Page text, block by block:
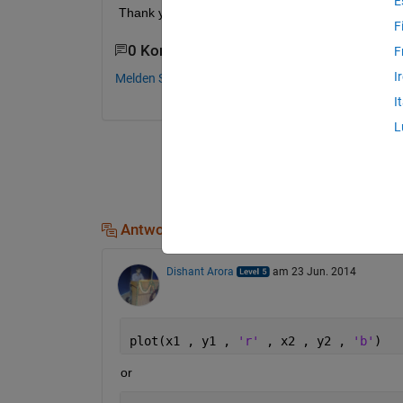
Thank you
0 Kommentare
Melden Sie sich an, um zu kommentieren.
Antworten (1)
Dishant Arora am 23 Jun. 2014
plot(x1 , y1 , 'r' , x2 , y2 , 'b' )
or